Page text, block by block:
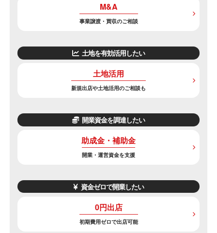
M&A
事業譲渡・買収のご相談
土地を有効活用したい
土地活用
新規出店や土地活用のご相談も
開業資金を調達したい
助成金・補助金
開業・運営資金を支援
資金ゼロで開業したい
0円出店
初期費用ゼロで出店可能